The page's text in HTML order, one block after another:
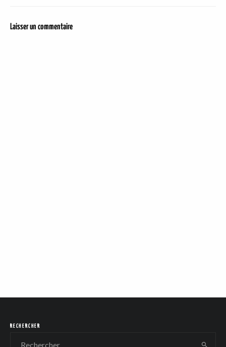
Laisser un commentaire
RECHERCHER